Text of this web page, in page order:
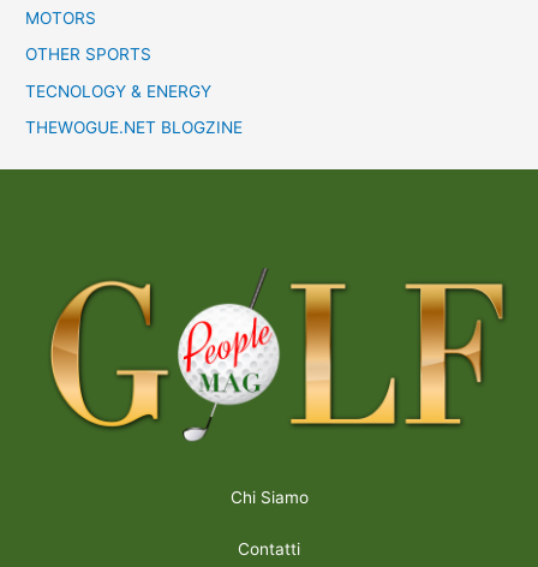
MOTORS
OTHER SPORTS
TECNOLOGY & ENERGY
THEWOGUE.NET BLOGZINE
Chi Siamo
Contatti